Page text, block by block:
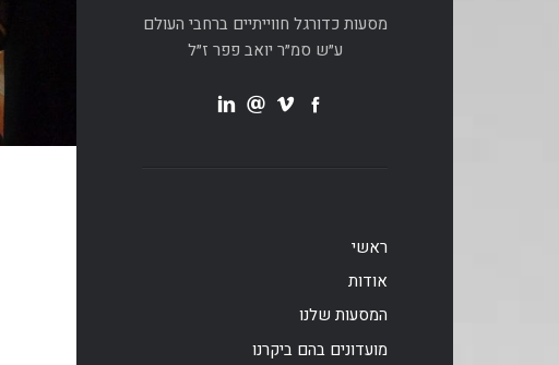
מסעות כדורגל חווייתיים ברחבי העולם
ע״ש סמ״ר יואב פפר ז״ל
ראשי
אודות
המסעות שלנו
מועדונים בהם ביקרנו